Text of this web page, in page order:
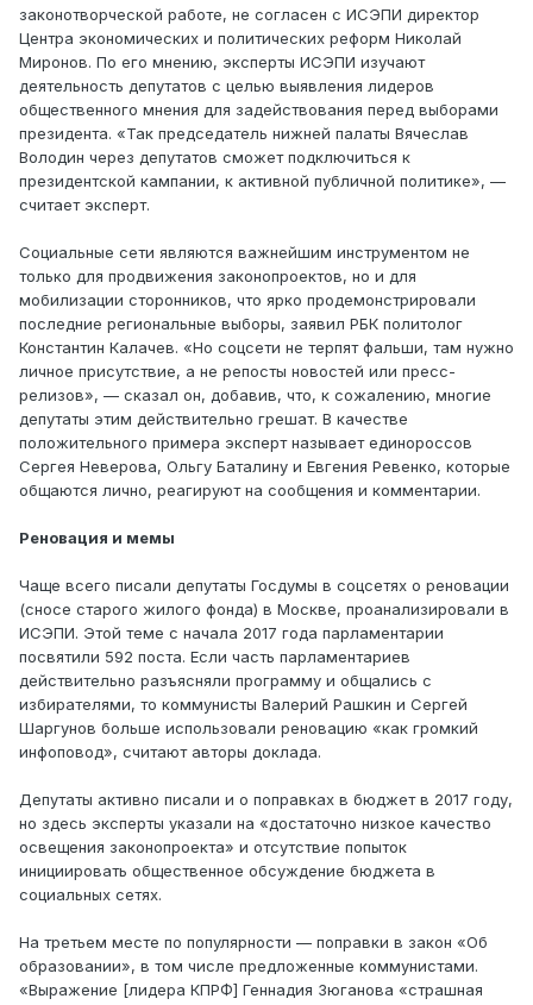
законотворческой работе, не согласен с ИСЭПИ директор
Центра экономических и политических реформ Николай
Миронов. По его мнению, эксперты ИСЭПИ изучают
деятельность депутатов с целью выявления лидеров
общественного мнения для задействования перед выборами
президента. «Так председатель нижней палаты Вячеслав
Володин через депутатов сможет подключиться к
президентской кампании, к активной публичной политике», —
считает эксперт.
Социальные сети являются важнейшим инструментом не
только для продвижения законопроектов, но и для
мобилизации сторонников, что ярко продемонстрировали
последние региональные выборы, заявил РБК политолог
Константин Калачев. «Но соцсети не терпят фальши, там нужно
личное присутствие, а не репосты новостей или пресс-
релизов», — сказал он, добавив, что, к сожалению, многие
депутаты этим действительно грешат. В качестве
положительного примера эксперт называет единороссов
Сергея Неверова, Ольгу Баталину и Евгения Ревенко, которые
общаются лично, реагируют на сообщения и комментарии.
Реновация и мемы
Чаще всего писали депутаты Госдумы в соцсетях о реновации
(сносе старого жилого фонда) в Москве, проанализировали в
ИСЭПИ. Этой теме с начала 2017 года парламентарии
посвятили 592 поста. Если часть парламентариев
действительно разъясняли программу и общались с
избирателями, то коммунисты Валерий Рашкин и Сергей
Шаргунов больше использовали реновацию «как громкий
инфоповод», считают авторы доклада.
Депутаты активно писали и о поправках в бюджет в 2017 году,
но здесь эксперты указали на «достаточно низкое качество
освещения законопроекта» и отсутствие попыток
инициировать общественное обсуждение бюджета в
социальных сетях.
На третьем месте по популярности — поправки в закон «Об
образовании», в том числе предложенные коммунистами.
«Выражение [лидера КПРФ] Геннадия Зюганова «страшная